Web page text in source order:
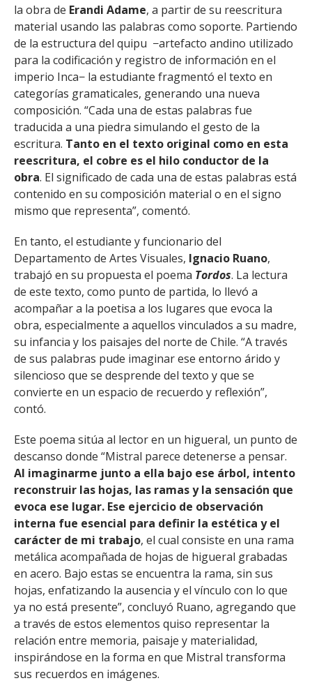
la obra de Erandi Adame, a partir de su reescritura
material usando las palabras como soporte. Partiendo
de la estructura del quipu ­ −artefacto andino utilizado
para la codificación y registro de información en el
imperio Inca­− la estudiante fragmentó el texto en
categorías gramaticales, generando una nueva
composición. “Cada una de estas palabras fue
traducida a una piedra simulando el gesto de la
escritura. Tanto en el texto original como en esta
reescritura, el cobre es el hilo conductor de la
obra. El significado de cada una de estas palabras está
contenido en su composición material o en el signo
mismo que representa”, comentó.
En tanto, el estudiante y funcionario del
Departamento de Artes Visuales, Ignacio Ruano,
trabajó en su propuesta el poema Tordos. La lectura
de este texto, como punto de partida, lo llevó a
acompañar a la poetisa a los lugares que evoca la
obra, especialmente a aquellos vinculados a su madre,
su infancia y los paisajes del norte de Chile. “A través
de sus palabras pude imaginar ese entorno árido y
silencioso que se desprende del texto y que se
convierte en un espacio de recuerdo y reflexión”,
contó.
Este poema sitúa al lector en un higueral, un punto de
descanso donde “Mistral parece detenerse a pensar.
Al imaginarme junto a ella bajo ese árbol, intento
reconstruir las hojas, las ramas y la sensación que
evoca ese lugar. Ese ejercicio de observación
interna fue esencial para definir la estética y el
carácter de mi trabajo, el cual consiste en una rama
metálica acompañada de hojas de higueral grabadas
en acero. Bajo estas se encuentra la rama, sin sus
hojas, enfatizando la ausencia y el vínculo con lo que
ya no está presente”, concluyó Ruano, agregando que
a través de estos elementos quiso representar la
relación entre memoria, paisaje y materialidad,
inspirándose en la forma en que Mistral transforma
sus recuerdos en imágenes.